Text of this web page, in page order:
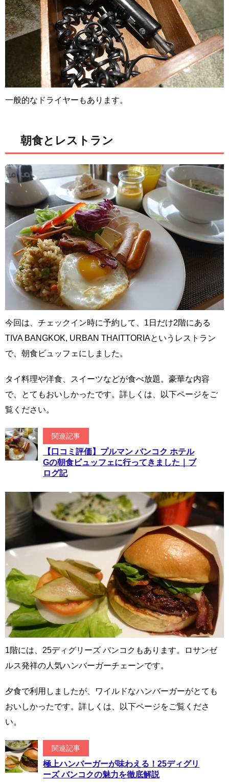
一般的なドライヤーもあります。
朝食とレストラン
今回は、チェックイン時に予約して、1日だけ2階にある
TIVA BANGKOK, URBAN THAITTORIAというレストラン
で、朝食ビュッフェにしました。
タイ料理や洋食、スイーツなどが食べ放題。豪華な内容
で、とてもおいしかったです。詳しくは、以下ページをご
覧ください。
関連記事
【口コミ評価】プルマン バンコク ホテル
Gの朝食ビュッフェに行ってきました｜ブ
ログ記
1階には、25ディグリーズ バンコクもあります。ロサンゼ
ルス発祥の人気ハンバーガーチェーンです。
夕食で利用しましたが、ワイルドなハンバーガーがとても
おいしかったです。詳しくは、以下ページをご覧くださ
い。
関連記事
極上ハンバーガーが味わえる！25ディグリ
ーズ バンコクの魅力を徹底解説